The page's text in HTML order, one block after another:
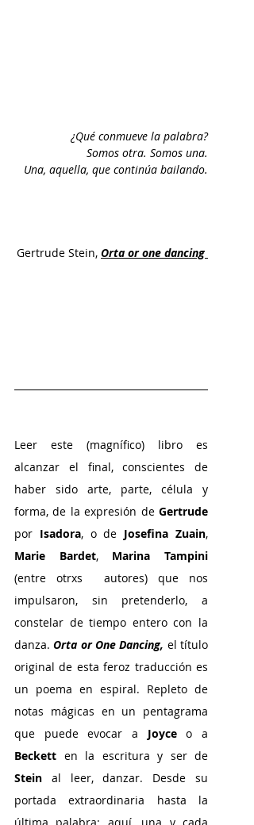
¿Qué conmueve la palabra?
Somos otra. Somos una.
Una, aquella, que continúa bailando.
Gertrude Stein, Orta or one dancing
Leer este (magnífico) libro es
alcanzar el final, conscientes de
haber sido arte, parte, célula y
forma, de la expresión de
por Isadora, o de Josefina Zuain
Marie Bardet, Marina Tampini
(entre otrxs  autores) que nos
impulsaron, sin pretenderlo, a
constelar de tiempo entero con la
danza. Orta or One Dancing, el título
original de esta feroz traducción es
un poema en espiral. Repleto de
notas mágicas en un pentagrama
que puede evocar a Joyce o a
Beckett
Stein al leer, danzar. Desde su
portada extraordinaria hasta la